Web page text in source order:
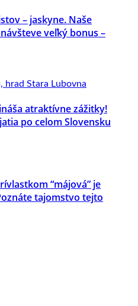
– jaskyne. Naše
veľký bonus –
atraktívne zážitky!
po celom Slovensku
“májová” je
tajomstvo tejto